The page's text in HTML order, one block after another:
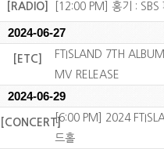
[RADIO] [12:00 PM] 홍기 : SBS
2024-06-27
[ETC]
FTISLAND 7TH
MV RELEASE
2024-06-29
[CONCERT][6:00 PM] 2024
드홀